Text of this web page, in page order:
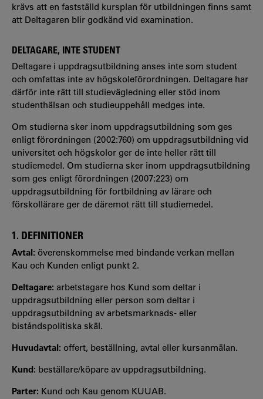
krävs att en fastställd kursplan för utbildningen finns samt
att Deltagaren blir godkänd vid examination.
DELTAGARE, INTE STUDENT
Deltagare i uppdragsutbildning anses inte som student
och omfattas inte av högskoleförordningen. Deltagare har
därför inte rätt till studievägledning eller stöd inom
studenthälsan och studieuppehåll medges inte.
Om studierna sker inom uppdragsutbildning som ges
enligt förordningen (2002:760) om uppdragsutbildning vid
universitet och högskolor ger de inte heller rätt till
studiemedel. Om studierna sker inom uppdragsutbildning
som ges enligt förordningen (2007:223) om
uppdragsutbildning för fortbildning av lärare och
förskollärare ger de däremot rätt till studiemedel.
1. DEFINITIONER
Avtal: överenskommelse med bindande verkan mellan
Kau och Kunden enligt punkt 2.
Deltagare: arbetstagare hos Kund som deltar i
uppdragsutbildning eller person som deltar i
uppdragsutbildning av arbetsmarknads- eller
biståndspolitiska skäl.
Huvudavtal: offert, beställning, avtal eller kursanmälan.
Kund: beställare/köpare av uppdragsutbildning.
Parter: Kund och Kau genom KUUAB.